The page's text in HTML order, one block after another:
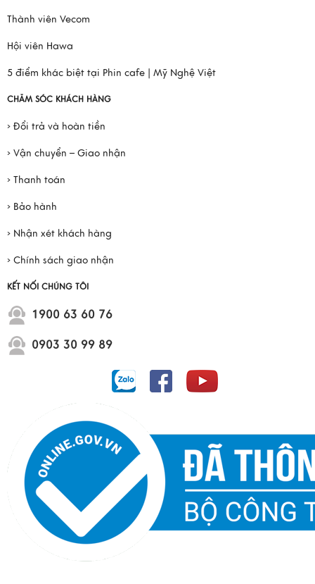
Thành viên Vecom
Hội viên Hawa
5 điểm khác biệt tại Phin cafe | Mỹ Nghệ Việt
CHĂM SÓC KHÁCH HÀNG
› Đổi trả và hoàn tiền
› Vận chuyển – Giao nhận
› Thanh toán
› Bảo hành
› Nhận xét khách hàng
› Chính sách giao nhận
KẾT NỐI CHÚNG TÔI
1900 63 60 76
0903 30 99 89